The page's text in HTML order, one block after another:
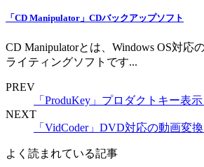
「CD Manipulator」CDバックアップソフト
CD Manipulatorとは、Windows OS対応
ライティングソフトです...
PREV
「ProduKey」プロダクトキー表
NEXT
「VidCoder」DVD対応の動画変
よく読まれている記事